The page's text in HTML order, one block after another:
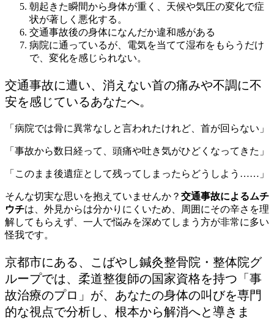
朝起きた瞬間から身体が重く、天候や気圧の変化で症
状が著しく悪化する。
交通事故後の身体になんだか違和感がある
病院に通っているが、電気を当てて湿布をもらうだけ
で、変化を感じられない。
交通事故に遭い、消えない首の痛みや不調に不
安を感じているあなたへ。
「病院では骨に異常なしと言われたけれど、首が回らない」
「事故から数日経って、頭痛や吐き気がひどくなってきた」
「このまま後遺症として残ってしまったらどうしよう……」
そんな切実な思いを抱えていませんか？ 交通事故によるムチ
ウチは、外見からは分かりにくいため、周囲にその辛さを理
解してもらえず、一人で悩みを深めてしまう方が非常に多い
怪我です。
京都市にある、こばやし鍼灸整骨院・整体院グ
ループでは、柔道整復師の国家資格を持つ「事
故治療のプロ」が、あなたの身体の叫びを専門
的な視点で分析し、根本から解消へと導きま